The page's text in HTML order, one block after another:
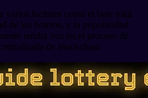
varios factores como el bote total
de los boletos, y la popularidad
tendrá voz en el proceso de
de blockchain.